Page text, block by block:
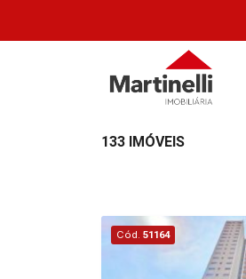
133 IMÓVEIS
Cód. 51164